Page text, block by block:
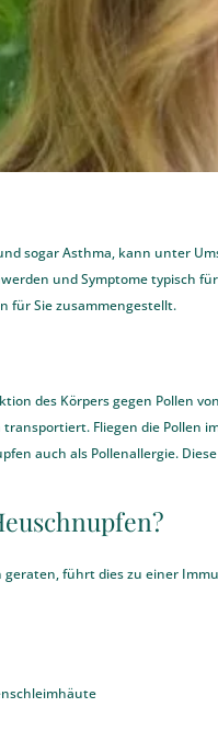
sogar Asthma, kann unter
und Symptome typisch
für Sie zusammengestellt.
des Körpers gegen Pollen
Fliegen die Pollen
auch als Pollenallergie.
führt dies zu einer